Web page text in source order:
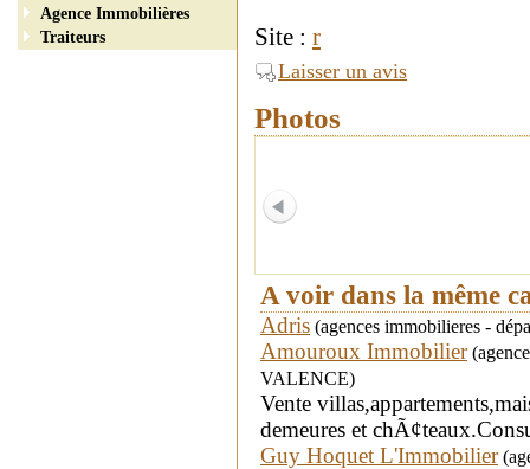
Site : r
Laisser un avis
Photos
A voir dans la même
Adris (agences immobilieres -
Amouroux Immobilier
VALENCE)
Vente
demeures et
Guy Hoquet L'Immobilier
Agence Immobilières
Traiteurs